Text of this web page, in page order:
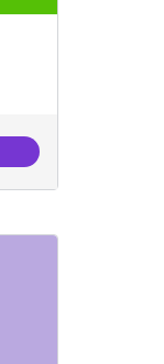
lliures en